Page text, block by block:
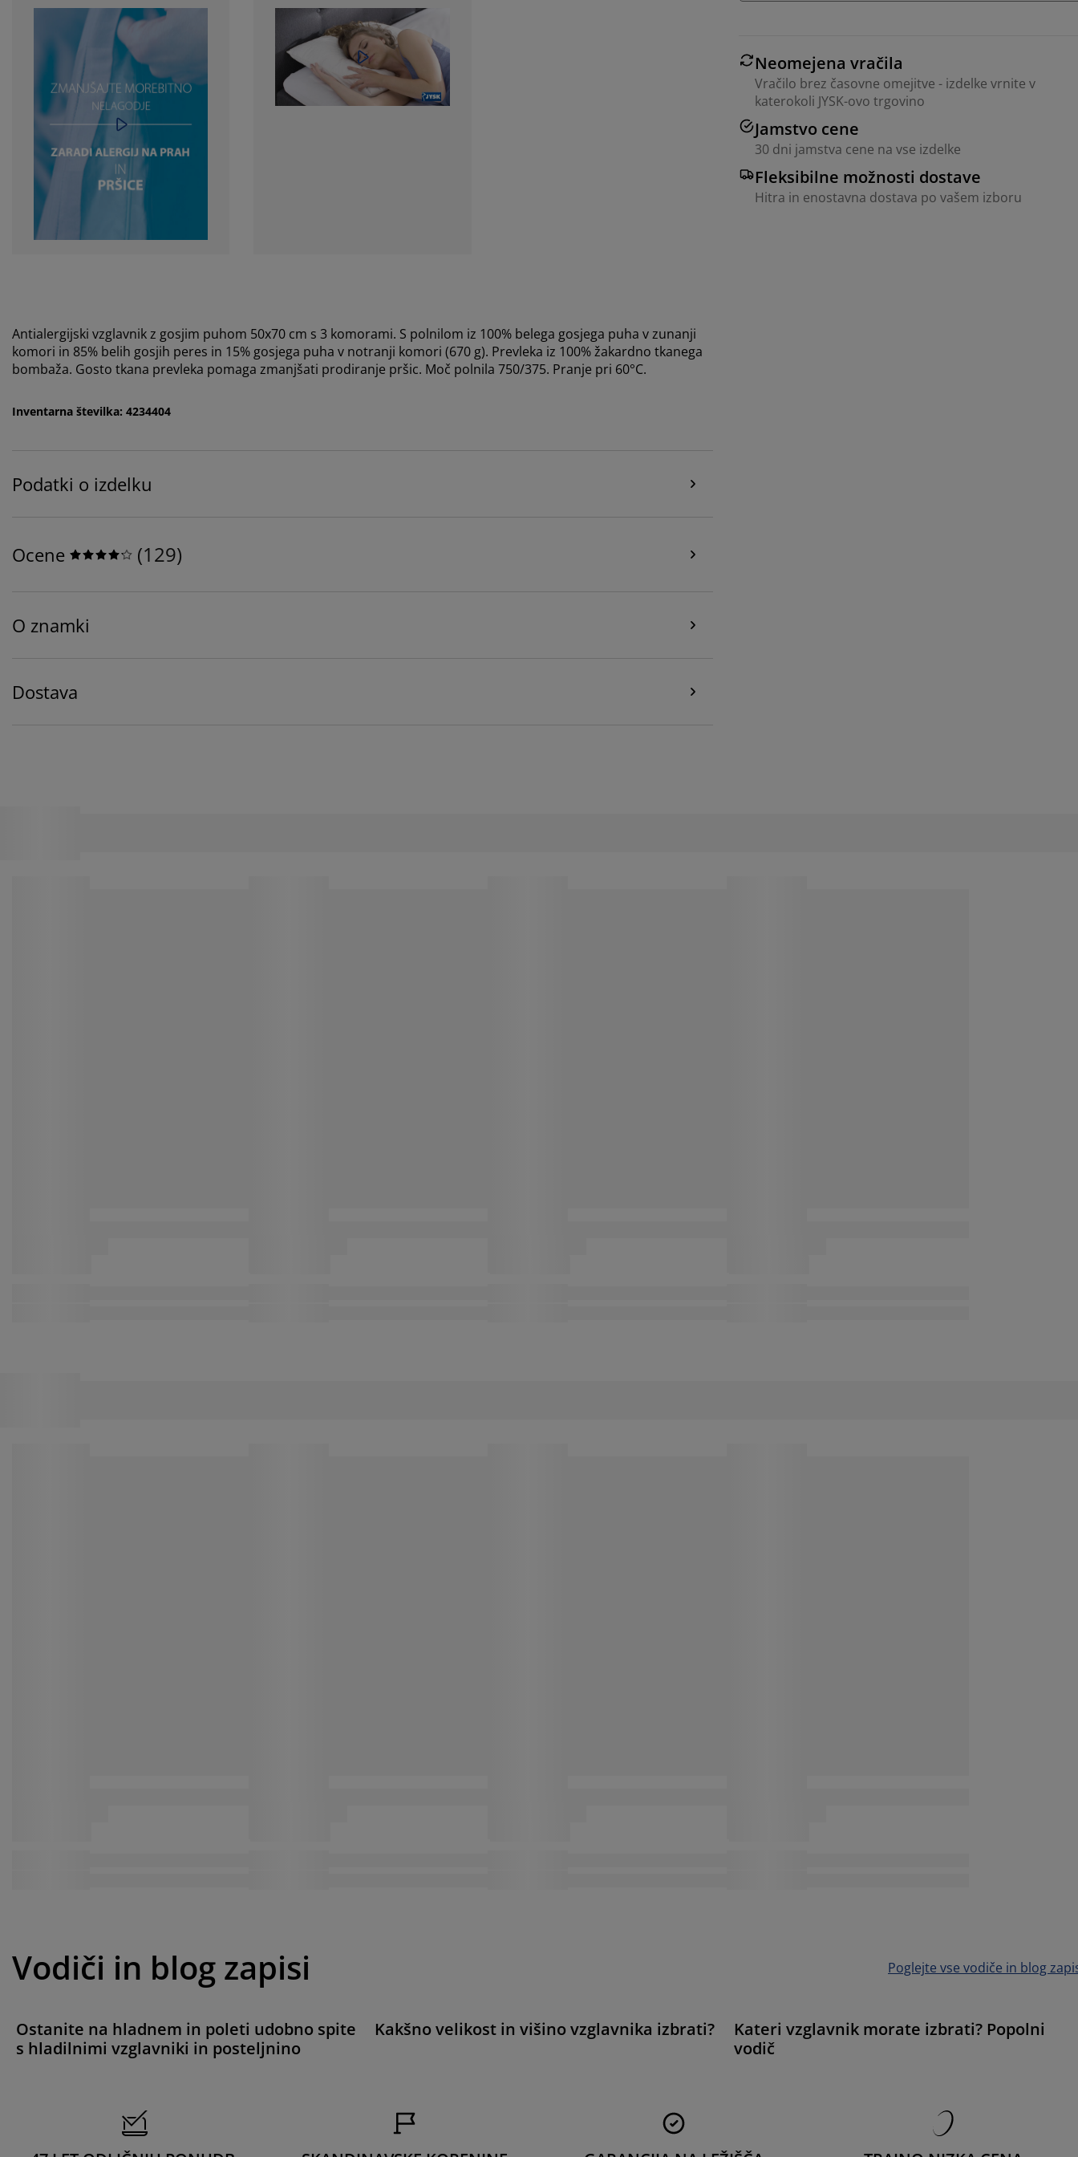
Neomejena vračila
Vračilo brez časovne omejitve - izdelke vrnite v
katerokoli JYSK-ovo trgovino
Jamstvo cene
30 dni jamstva cene na vse izdelke
Fleksibilne možnosti dostave
Hitra in enostavna dostava po vašem izboru
Antialergijski vzglavnik z gosjim puhom 50x70 cm s 3 komorami. S polnilom iz 100% belega gosjega puha v zunanji
komori in 85% belih gosjih peres in 15% gosjega puha v notranji komori (670 g). Prevleka iz 100% žakardno tkanega
bombaža. Gosto tkana prevleka pomaga zmanjšati prodiranje pršic. Moč polnila 750/375. Pranje pri 60°C.
Inventarna številka: 4234404
Podatki o izdelku
Ocene (129)
O znamki
Dostava
Vodiči in blog zapisi Poglejte vse vodiče in blog
Ostanite na hladnem in poleti udobno spite
s hladilnimi vzglavniki in posteljnino
Kakšno velikost in višino vzglavnika izbrati?
Kateri vzglavnik morate izbrati? Popolni
vodič